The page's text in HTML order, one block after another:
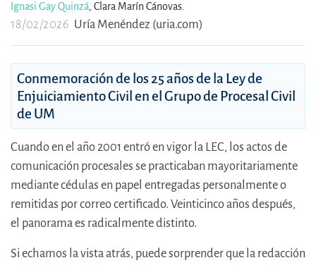
Ignasi Gay Quinzá, Clara Marín Cánovas.
18/02/2026 Uría Menéndez (uria.com)
Conmemoración de los 25 años de la Ley de
Enjuiciamiento Civil en el Grupo de Procesal Civil
de UM
Cuando en el año 2001 entró en vigor la LEC, los actos de
comunicación procesales se practicaban mayoritariamente
mediante cédulas en papel entregadas personalmente o
remitidas por correo certificado. Veinticinco años después,
el panorama es radicalmente distinto.
Si echamos la vista atrás, puede sorprender que la redacción